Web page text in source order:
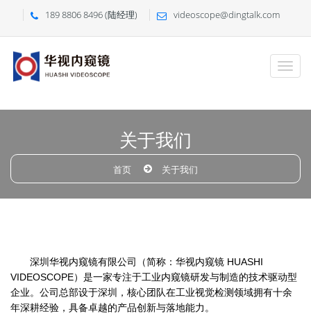
189 8806 8496 (陆经理) videoscope@dingtalk.com
关于我们
首页 关于我们
深圳华视内窥镜有限公司（简称：华视内窥镜 HUASHI
VIDEOSCOPE）是一家专注于工业内窥镜研发与制造的技术驱动型
企业。公司总部设于深圳，核心团队在工业视觉检测领域拥有十余
年深耕经验，具备卓越的产品创新与落地能力。